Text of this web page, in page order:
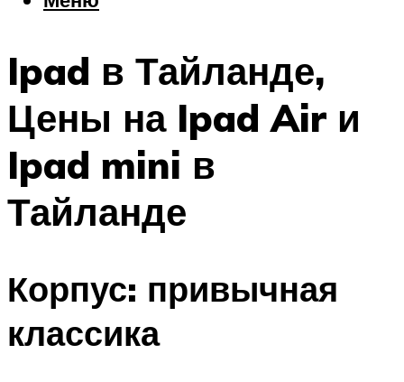
Шоппинг
Меню
Ipad в Тайланде,
Цены на Ipad Air и
Ipad mini в
Тайланде
Корпус: привычная
классика